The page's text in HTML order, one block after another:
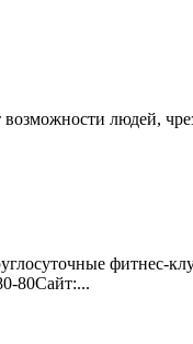
людей,
фитнес-
80Сайт:...